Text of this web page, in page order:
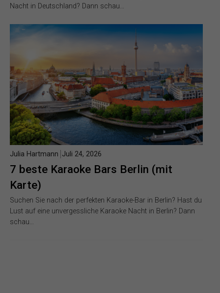
Nacht in Deutschland? Dann schau…
7 beste Karaoke Bars Berlin (mit
Karte)
Julia Hartmann Juli 24, 2026
Suchen Sie nach der perfekten Karaoke-Bar in Berlin? Hast du
Lust auf eine unvergessliche Karaoke Nacht in Berlin? Dann
schau…